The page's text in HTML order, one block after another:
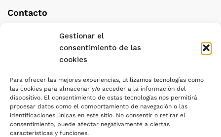
Gestionar el
consentimiento de las
cookies
Para ofrecer las mejores experiencias, utilizamos tecnologías como
las cookies para almacenar y/o acceder a la información del
dispositivo. El consentimiento de estas tecnologías nos permitirá
procesar datos como el comportamiento de navegación o las
identificaciones únicas en este sitio. No consentir o retirar el
consentimiento, puede afectar negativamente a ciertas
características y funciones.
Contacto
+34 958 251 111